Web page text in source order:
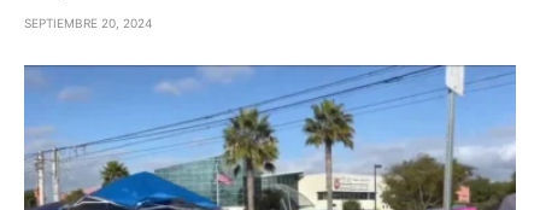
SEPTIEMBRE 20, 2024